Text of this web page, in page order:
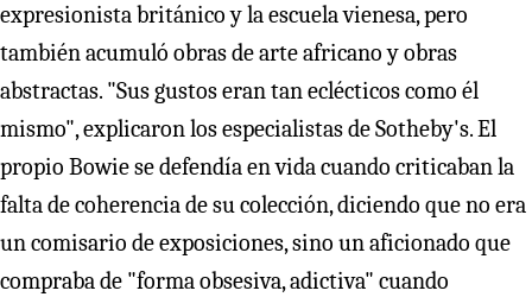
expresionista británico y la escuela vienesa, pero
también acumuló obras de arte africano y obras
abstractas. "Sus gustos eran tan eclécticos como él
mismo", explicaron los especialistas de Sotheby's. El
propio Bowie se defendía en vida cuando criticaban la
falta de coherencia de su colección, diciendo que no era
un comisario de exposiciones, sino un aficionado que
compraba de "forma obsesiva, adictiva" cuando